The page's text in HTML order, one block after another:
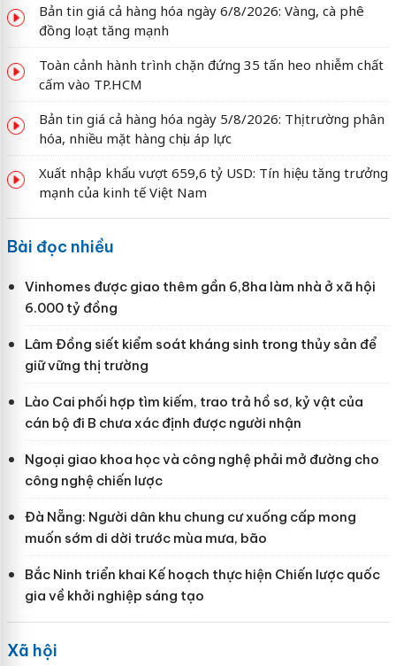
Bản tin giá cả hàng hóa ngày 6/8/2026: Vàng, cà phê
đồng loạt tăng mạnh
Toàn cảnh hành trình chặn đứng 35 tấn heo nhiễm chất
cấm vào TP.HCM
Bản tin giá cả hàng hóa ngày 5/8/2026: Thị trường phân
hóa, nhiều mặt hàng chịu áp lực
Xuất nhập khẩu vượt 659,6 tỷ USD: Tín hiệu tăng trưởng
mạnh của kinh tế Việt Nam
Bài đọc nhiều
Vinhomes được giao thêm gần 6,8ha làm nhà ở xã hội
6.000 tỷ đồng
Lâm Đồng siết kiểm soát kháng sinh trong thủy sản để
giữ vững thị trường
Lào Cai phối hợp tìm kiếm, trao trả hồ sơ, kỷ vật của
cán bộ đi B chưa xác định được người nhận
Ngoại giao khoa học và công nghệ phải mở đường cho
công nghệ chiến lược
Đà Nẵng: Người dân khu chung cư xuống cấp mong
muốn sớm di dời trước mùa mưa, bão
Bắc Ninh triển khai Kế hoạch thực hiện Chiến lược quốc
gia về khởi nghiệp sáng tạo
Xã hội